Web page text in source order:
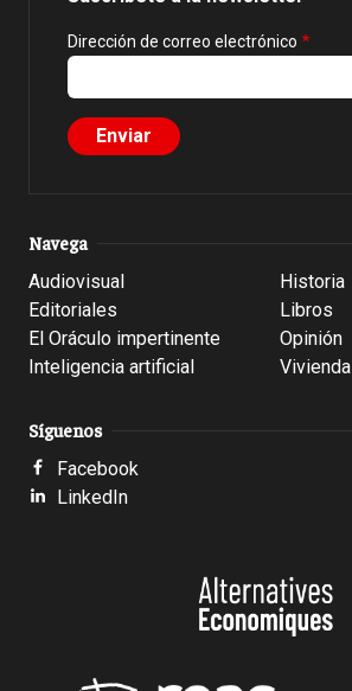
Dirección de correo electrónico
Navega
Audiovisual
Editoriales
El Oráculo impertinente
Inteligencia artificial
Historia
Libros
Opinión
Vivienda
Síguenos
Facebook
LinkedIn